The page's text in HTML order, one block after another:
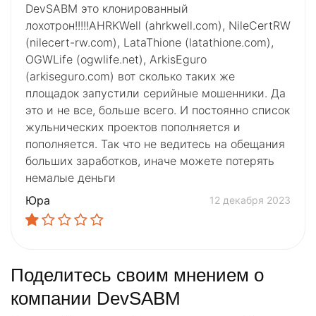
DevSABM это клонированный
лохотрон!!!!!AHRKWell (ahrkwell.com), NileCertRW
(nilecert-rw.com), LataThione (latathione.com),
OGWLife (ogwlife.net), ArkisEguro
(arkiseguro.com) вот сколько таких же
площадок запустили серийные мошенники. Да
это и не все, больше всего. И постоянно список
жульнических проектов пополняется и
пополняется. Так что не ведитесь на обещания
больших заработков, иначе можете потерять
немалые деньги
Юра
12 декабря 2023
Поделитесь своим мнением о
компании DevSABM